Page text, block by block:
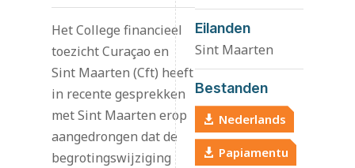
Het College financieel
toezicht Curaçao en
Sint Maarten (Cft) heeft
in recente gesprekken
met Sint Maarten erop
aangedrongen dat de
begrotingswijziging
Eilanden
Sint Maarten
Bestanden
Nederlands
Papiamentu